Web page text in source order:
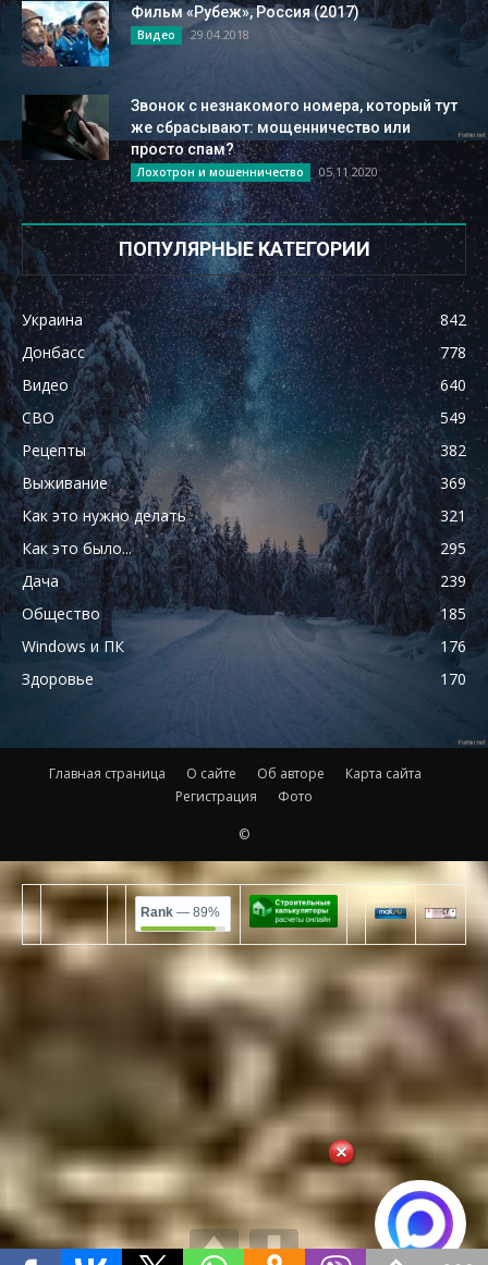
Фильм «Рубеж», Россия (2017)
Видео 29.04.2018
Звонок с незнакомого номера, который тут
же сбрасывают: мощенничество или
просто спам?
Лохотрон и мошенничество 05.11.2020
ПОПУЛЯРНЫЕ КАТЕГОРИИ
Украина
842
Донбасс
778
Видео
640
СВО
549
Рецепты
382
Выживание
369
Как это нужно делать
321
Как это было...
295
Дача
239
Общество
185
Windows и ПК
176
Здоровье
170
Главная страница О сайте Об авторе
Карта сайта
Регистрация
Фото
©
Rank — 89%